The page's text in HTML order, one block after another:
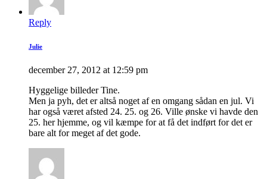
Reply
Julie
december 27, 2012 at 12:59 pm
Hyggelige billeder Tine.
Men ja pyh, det er altså noget af en omgang sådan en jul. Vi
har også været afsted 24. 25. og 26. Ville ønske vi havde den
25. her hjemme, og vil kæmpe for at få det indført for det er
bare alt for meget af det gode.